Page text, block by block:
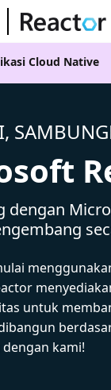
Cloud Native
dengan
untuk
kami!